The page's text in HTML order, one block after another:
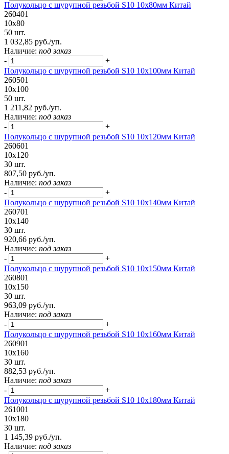
Полукольцо с шурупной резьбой S10 10х80мм Китай
260401
10х80
50 шт.
1 032,85 руб./уп.
Наличие: под заказ
-
+
Полукольцо с шурупной резьбой S10 10х100мм Китай
260501
10х100
50 шт.
1 211,82 руб./уп.
Наличие: под заказ
-
+
Полукольцо с шурупной резьбой S10 10х120мм Китай
260601
10х120
30 шт.
807,50 руб./уп.
Наличие: под заказ
-
+
Полукольцо с шурупной резьбой S10 10х140мм Китай
260701
10х140
30 шт.
920,66 руб./уп.
Наличие: под заказ
-
+
Полукольцо с шурупной резьбой S10 10х150мм Китай
260801
10х150
30 шт.
963,09 руб./уп.
Наличие: под заказ
-
+
Полукольцо с шурупной резьбой S10 10х160мм Китай
260901
10х160
30 шт.
882,53 руб./уп.
Наличие: под заказ
-
+
Полукольцо с шурупной резьбой S10 10х180мм Китай
261001
10х180
30 шт.
1 145,39 руб./уп.
Наличие: под заказ